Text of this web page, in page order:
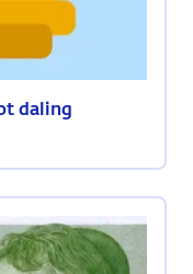
daling